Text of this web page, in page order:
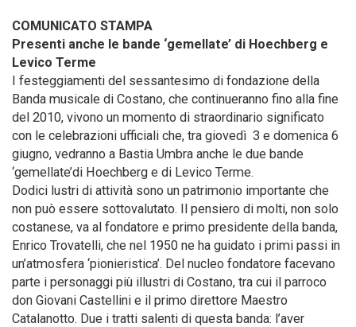
COMUNICATO STAMPA
Presenti anche le bande ‘gemellate’ di Hoechberg e
Levico Terme
I festeggiamenti del sessantesimo di fondazione della
Banda musicale di Costano, che continueranno fino alla fine
del 2010, vivono un momento di straordinario significato
con le celebrazioni ufficiali che, tra giovedì 3 e domenica 6
giugno, vedranno a Bastia Umbra anche le due bande
‘gemellate’di Hoechberg e di Levico Terme.
Dodici lustri di attività sono un patrimonio importante che
non può essere sottovalutato. Il pensiero di molti, non solo
costanese, va al fondatore e primo presidente della banda,
Enrico Trovatelli, che nel 1950 ne ha guidato i primi passi in
un’atmosfera ‘pionieristica’. Del nucleo fondatore facevano
parte i personaggi più illustri di Costano, tra cui il parroco
don Giovani Castellini e il primo direttore Maestro
Catalanotto. Due i tratti salenti di questa banda: l’aver